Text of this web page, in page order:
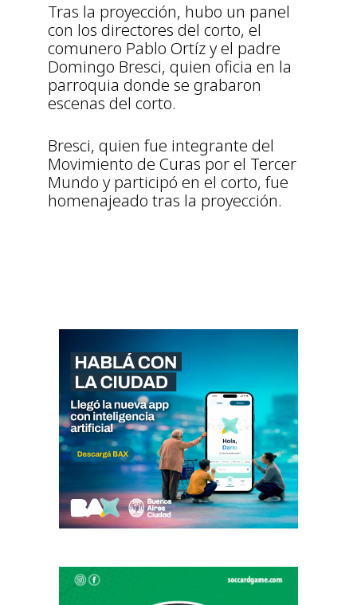
Tras la proyección, hubo un panel
con los directores del corto, el
comunero Pablo Ortíz y el padre
Domingo Bresci, quien oficia en la
parroquia donde se grabaron
escenas del corto.
Bresci, quien fue integrante del
Movimiento de Curas por el Tercer
Mundo y participó en el corto, fue
homenajeado tras la proyección.